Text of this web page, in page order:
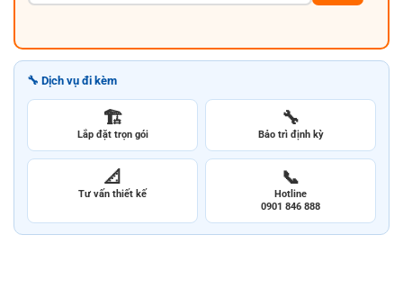
🔧 Dịch vụ đi kèm
🏗️
Lắp đặt trọn gói
🔧
Bảo trì định kỳ
📐
Tư vấn thiết kế
📞
Hotline
0901 846 888